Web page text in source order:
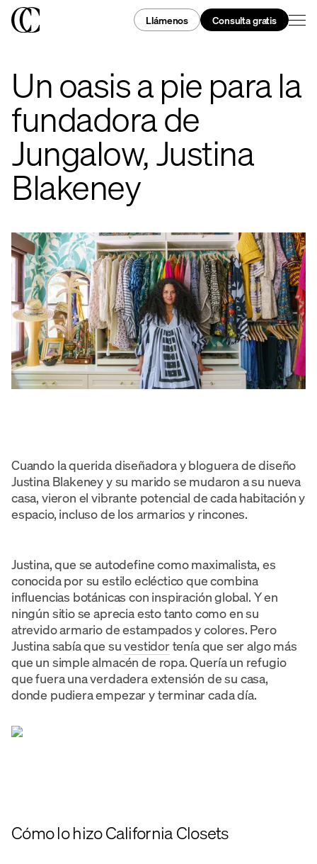
Llámenos Consulta gratis
Un oasis a pie para la
fundadora de
Jungalow, Justina
Blakeney
Cuando la querida diseñadora y bloguera de diseño
Justina Blakeney y su marido se mudaron a su nueva
casa, vieron el vibrante potencial de cada habitación y
espacio, incluso de los armarios y rincones.
Justina, que se autodefine como maximalista, es
conocida por su estilo ecléctico que combina
influencias botánicas con inspiración global. Y en
ningún sitio se aprecia esto tanto como en su
atrevido armario de estampados y colores. Pero
Justina sabía que suvestidortenía que ser algo más
que un simple almacén de ropa. Quería un refugio
que fuera una verdadera extensión de su casa,
donde pudiera empezar y terminar cada día.
Cómo lo hizo California Closets